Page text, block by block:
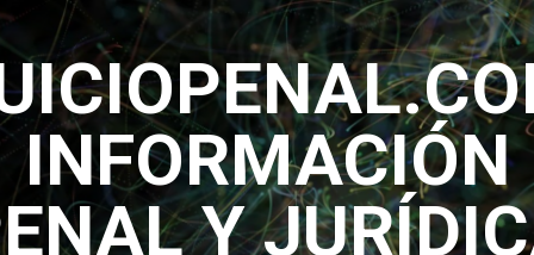
Saltar
al
contenido
INFORMACIÓN
Y